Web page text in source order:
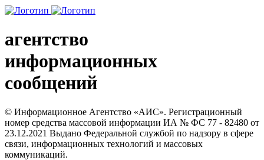
агентство
информационных
сообщений
© Информационное Агентство «АИС». Регистрационный
номер средства массовой информации ИА № ФС 77 - 82480 от
23.12.2021 Выдано Федеральной службой по надзору в сфере
связи, информационных технологий и массовых
коммуникаций.